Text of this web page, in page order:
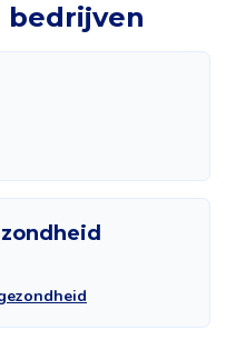
bedrijven